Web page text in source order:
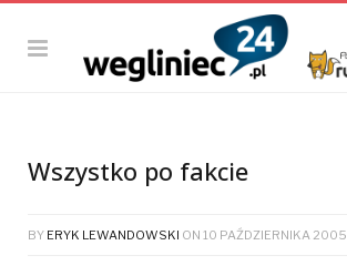
Wszystko po fakcie
BY ERYK LEWANDOWSKI ON 10 PAŹDZIERNIKA 2005